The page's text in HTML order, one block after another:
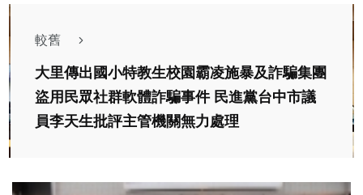
較舊
大里傳出國小特教生校園霸凌施暴及詐騙集團
盜用民眾社群軟體詐騙事件 民進黨台中市議
員李天生批評主管機關無力處理